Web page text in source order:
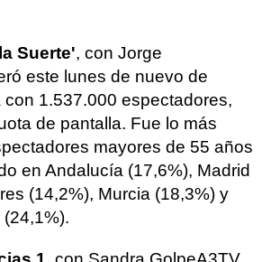
Suerte', con Jorge
este lunes de nuevo de
con 1.537.000 espectadores,
de pantalla. Fue lo más
mayores de 55 años
en Andalucía (17,6%), Madrid
(14,2%), Murcia (18,3%) y